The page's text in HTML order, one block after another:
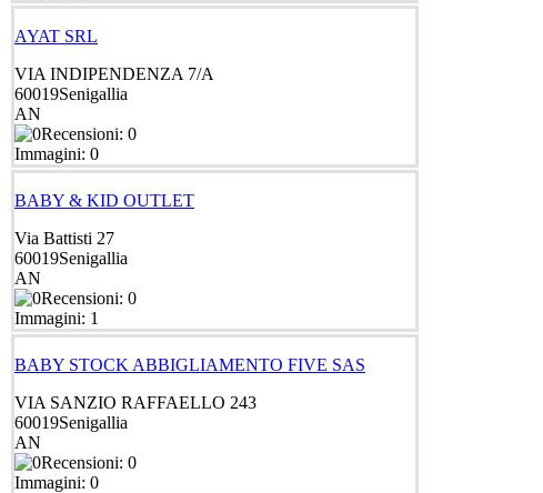
AYAT SRL
VIA INDIPENDENZA 7/A
60019Senigallia
AN
Recensioni: 0
Immagini: 0
BABY & KID OUTLET
Via Battisti 27
60019Senigallia
AN
Recensioni: 0
Immagini: 1
BABY STOCK ABBIGLIAMENTO FIVE SAS
VIA SANZIO RAFFAELLO 243
60019Senigallia
AN
Recensioni: 0
Immagini: 0